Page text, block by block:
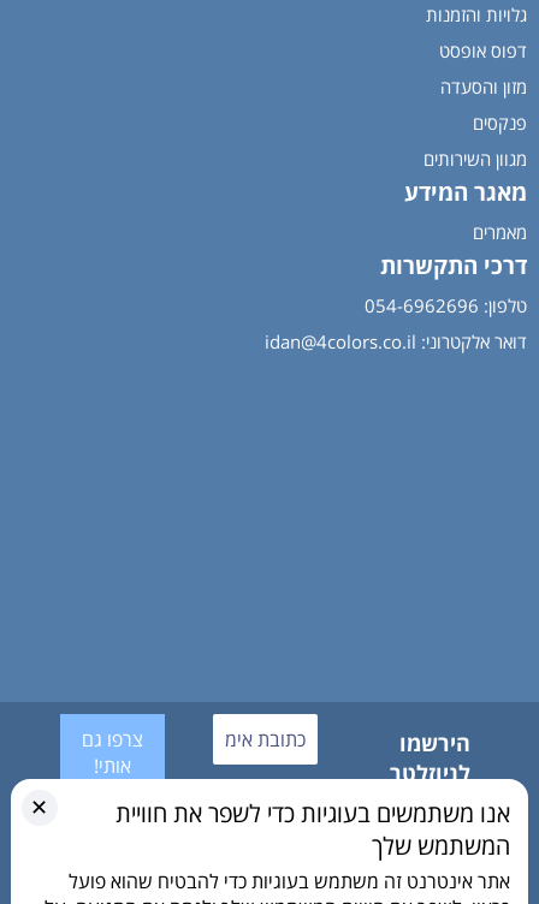
גלויות והזמנות
דפוס אופסט
מזון והסעדה
פנקסים
מגוון השירותים
מאגר המידע
מאמרים
דרכי התקשרות
טלפון: 054-6962696
דואר אלקטרוני: idan@4colors.co.il
הירשמו
לניוזלטר
שלנו
היה הראשון
לדעת מתי
שולחים
אני
מדיניות
הפרטיות
✕
אנו משתמשים בעוגיות כדי לשפר את חוויית
המשתמש שלך
אתר אינטרנט זה משתמש בעוגיות כדי להבטיח שהוא פועל